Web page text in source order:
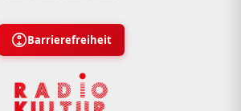
Barrierefreiheit